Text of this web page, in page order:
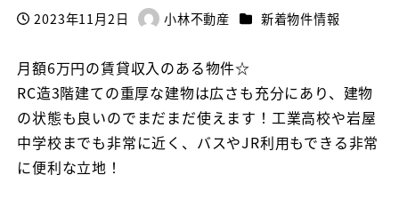
投稿日
2023年11月2日
著
小林不動産 カテゴリー
新着物件情報
月額6万円の賃貸収入のある物件☆
RC造3階建ての重厚な建物は広さも充分にあり、建物
の状態も良いのでまだまだ使えます！工業高校や岩屋
中学校までも非常に近く、バスやJR利用もできる非常
に便利な立地！